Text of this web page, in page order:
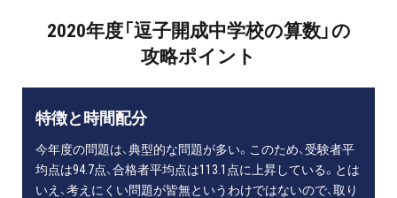
2020年度「逗子開成中学校の算数」の
攻略ポイント
特徴と時間配分
今年度の問題は、典型的な問題が多い。このため、受験者平
均点は94.7点、合格者平均点は113.1点に上昇している。とは
いえ、考えにくい問題が皆無というわけではないので、取り